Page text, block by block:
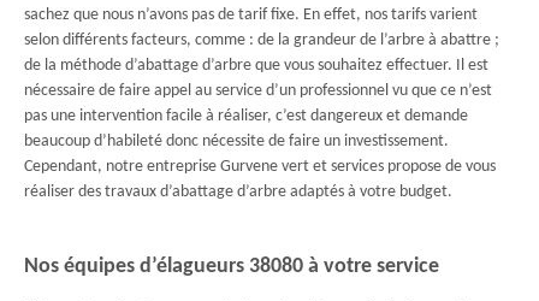
sachez que nous n’avons pas de tarif fixe. En effet, nos tarifs varient
selon différents facteurs, comme : de la grandeur de l’arbre à abattre ;
de la méthode d’abattage d’arbre que vous souhaitez effectuer. Il est
nécessaire de faire appel au service d’un professionnel vu que ce n’est
pas une intervention facile à réaliser, c’est dangereux et demande
beaucoup d’habileté donc nécessite de faire un investissement.
Cependant, notre entreprise Gurvene vert et services propose de vous
réaliser des travaux d’abattage d’arbre adaptés à votre budget.
Nos équipes d’élagueurs 38080 à votre service